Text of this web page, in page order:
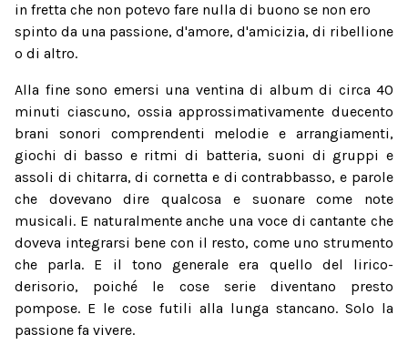
in fretta che non potevo fare nulla di buono se non ero
spinto da una passione, d'amore, d'amicizia, di ribellione
o di altro.
Alla fine sono emersi una ventina di album di circa 40
minuti ciascuno, ossia approssimativamente duecento
brani sonori comprendenti melodie e arrangiamenti,
giochi di basso e ritmi di batteria, suoni di gruppi e
assoli di chitarra, di cornetta e di contrabbasso, e parole
che dovevano dire qualcosa e suonare come note
musicali. E naturalmente anche una voce di cantante che
doveva integrarsi bene con il resto, come uno strumento
che parla. E il tono generale era quello del lirico-
derisorio, poiché le cose serie diventano presto
pompose. E le cose futili alla lunga stancano. Solo la
passione fa vivere.